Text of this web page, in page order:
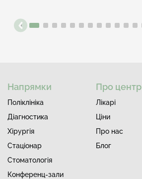
Напрямки
Поліклініка
Діагностика
Хірургія
Стаціонар
Стоматологія
Конференц-зали
Про центр
Лiкарi
Ціни
Про нас
Блог